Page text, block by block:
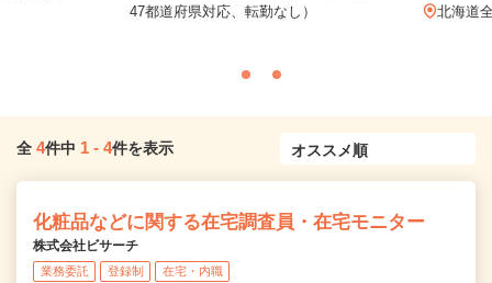
47都道府県対応、転勤なし）
北海道
全 4件中 1 - 4件を表示
化粧品などに関する在宅調査員・在宅モニター
株式会社ビサーチ
業務委託 登録制 在宅・内職